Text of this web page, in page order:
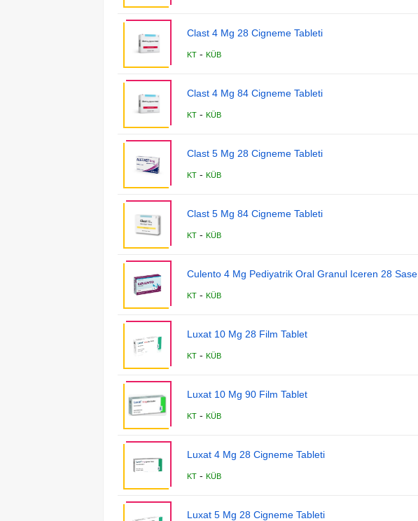
Clast 4 Mg 28 Cigneme Tableti
KT - KÜB
Clast 4 Mg 84 Cigneme Tableti
KT - KÜB
Clast 5 Mg 28 Cigneme Tableti
KT - KÜB
Clast 5 Mg 84 Cigneme Tableti
KT - KÜB
Culento 4 Mg Pediyatrik Oral Granul Iceren 28 Sase
KT - KÜB
Luxat 10 Mg 28 Film Tablet
KT - KÜB
Luxat 10 Mg 90 Film Tablet
KT - KÜB
Luxat 4 Mg 28 Cigneme Tableti
KT - KÜB
Luxat 5 Mg 28 Cigneme Tableti